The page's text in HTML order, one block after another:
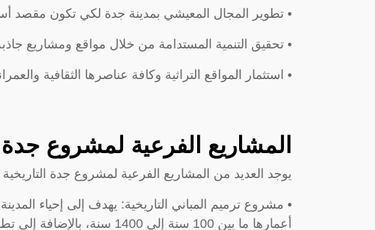
• تطوير المجال المعيشي بمدينة جدة لكي تكون مقصد
• تحقيق التنمية المستدامة من خلال مواقع ومشاريع
• استثمار المواقع التراثية وكافة عناصرها الثقافية
المشاريع الفرعية لمشروع جدة
يوجد العديد من المشاريع الفرعية لمشروع جدة التاريخية
• مشروع ترميم المباني التاريخية: يهدف إلى إحياء